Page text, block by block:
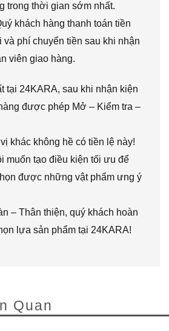
trong thời gian sớm nhất.
khách hàng thanh toán tiền
và phí chuyển tiền sau khi nhận
viên giao hàng.
tại 24KARA, sau khi nhận kiện
được phép Mở – Kiểm tra –
khác không hề có tiền lệ này!
muốn tạo điều kiện tối ưu để
được những vật phẩm ưng ý
– Thân thiện, quý khách hoàn
lựa sản phẩm tại 24KARA!
Quan